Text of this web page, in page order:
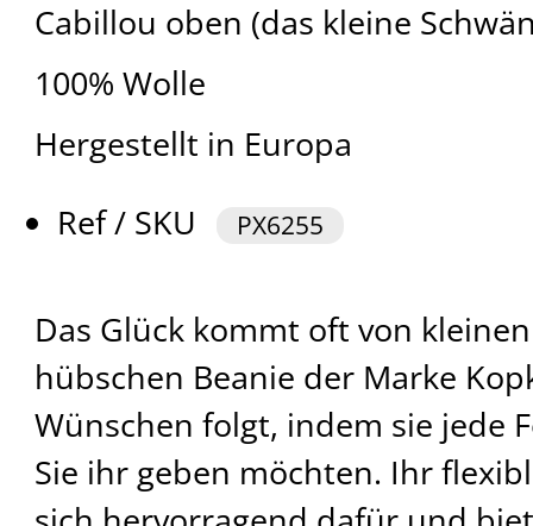
Cabillou oben (das kleine
100% Wolle
Hergestellt in Europa
Ref / SKU
PX6255
Das Glück kommt oft von
hübschen Beanie der Marke
Wünschen folgt, indem sie jede
Sie ihr geben möchten. Ihr